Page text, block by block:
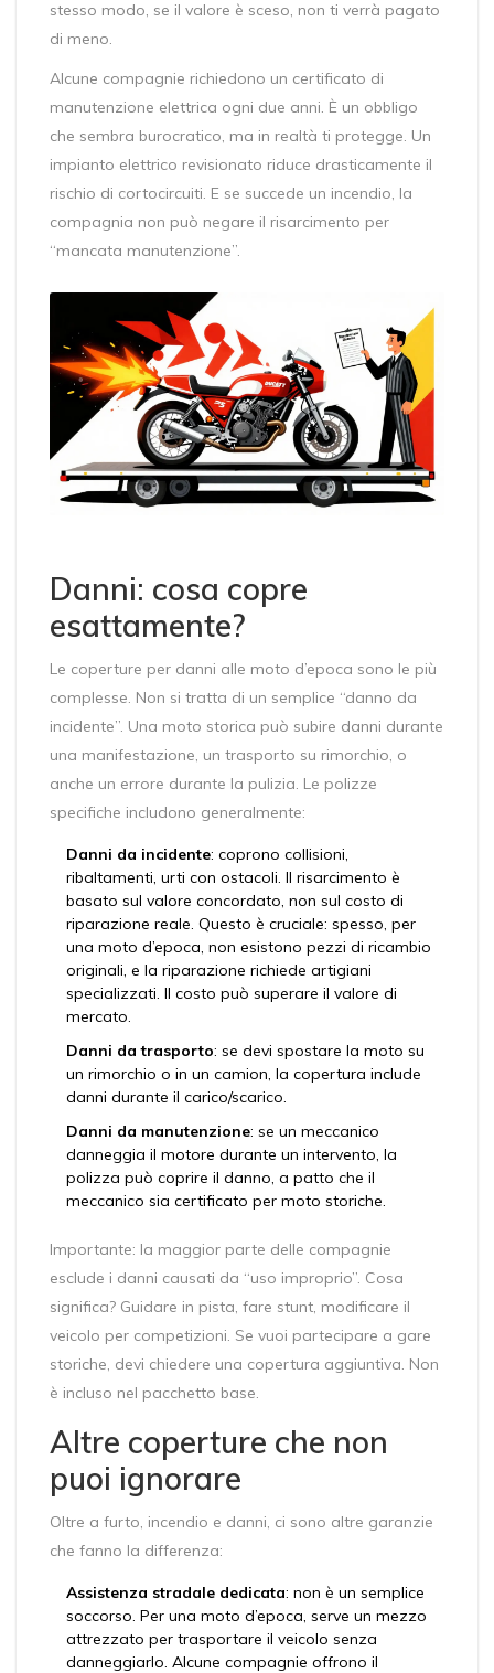
stesso modo, se il valore è sceso, non ti verrà pagato
di meno.
Alcune compagnie richiedono un certificato di
manutenzione elettrica ogni due anni. È un obbligo
che sembra burocratico, ma in realtà ti protegge. Un
impianto elettrico revisionato riduce drasticamente il
rischio di cortocircuiti. E se succede un incendio, la
compagnia non può negare il risarcimento per
“mancata manutenzione”.
Danni: cosa copre
esattamente?
Le coperture per danni alle moto d’epoca sono le più
complesse. Non si tratta di un semplice “danno da
incidente”. Una moto storica può subire danni durante
una manifestazione, un trasporto su rimorchio, o
anche un errore durante la pulizia. Le polizze
specifiche includono generalmente:
Danni da incidente: coprono collisioni,
ribaltamenti, urti con ostacoli. Il risarcimento è
basato sul valore concordato, non sul costo di
riparazione reale. Questo è cruciale: spesso, per
una moto d’epoca, non esistono pezzi di ricambio
originali, e la riparazione richiede artigiani
specializzati. Il costo può superare il valore di
mercato.
Danni da trasporto: se devi spostare la moto su
un rimorchio o in un camion, la copertura include
danni durante il carico/scarico.
Danni da manutenzione: se un meccanico
danneggia il motore durante un intervento, la
polizza può coprire il danno, a patto che il
meccanico sia certificato per moto storiche.
Importante: la maggior parte delle compagnie
esclude i danni causati da “uso improprio”. Cosa
significa? Guidare in pista, fare stunt, modificare il
veicolo per competizioni. Se vuoi partecipare a gare
storiche, devi chiedere una copertura aggiuntiva. Non
è incluso nel pacchetto base.
Altre coperture che non
puoi ignorare
Oltre a furto, incendio e danni, ci sono altre garanzie
che fanno la differenza:
Assistenza stradale dedicata: non è un semplice
soccorso. Per una moto d’epoca, serve un mezzo
attrezzato per trasportare il veicolo senza
danneggiarlo. Alcune compagnie offrono il